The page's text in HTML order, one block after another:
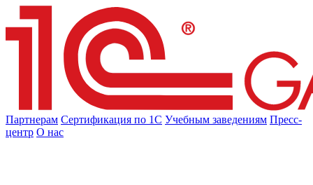
Партнерам Сертификация по 1С Учебным заведениям Пресс-
центр О нас